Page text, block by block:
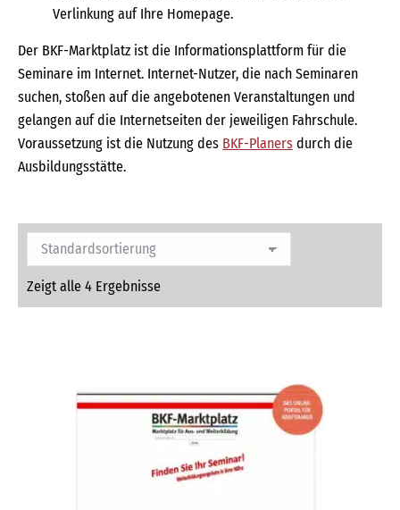
Verlinkung auf Ihre Homepage.
Der BKF-Marktplatz ist die Informationsplattform für die
Seminare im Internet. Internet-Nutzer, die nach Seminaren
suchen, stoßen auf die angebotenen Veranstaltungen und
gelangen auf die Internetseiten der jeweiligen Fahrschule.
Voraussetzung ist die Nutzung des BKF-Planers durch die
Ausbildungsstätte.
Zeigt alle 4 Ergebnisse